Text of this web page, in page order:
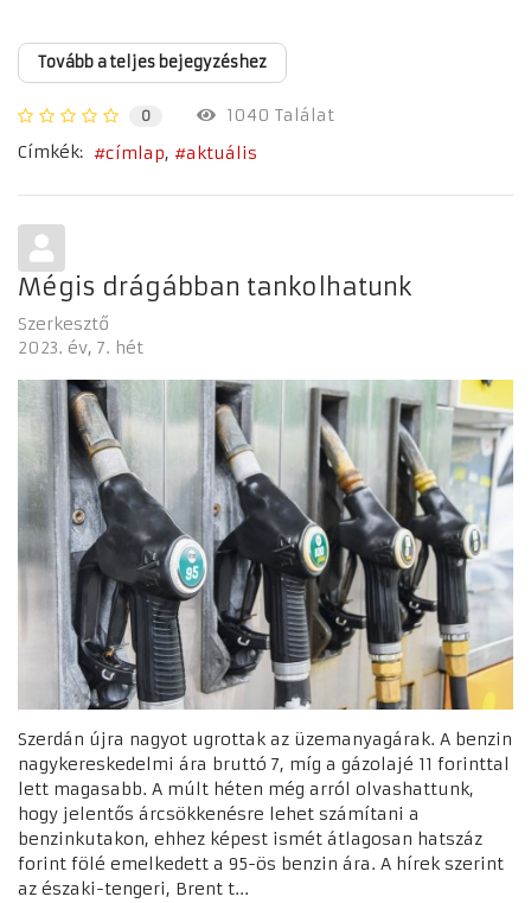
Tovább a teljes bejegyzéshez
0
1040 Találat
Címkék:
címlap aktuális
Mégis drágábban tankolhatunk
Szerkesztő
2023. év 7. hét
Szerdán újra nagyot ugrottak az üzemanyagárak. A benzin
nagykereskedelmi ára bruttó 7, míg a gázolajé 11 forinttal
lett magasabb. A múlt héten még arról olvashattunk,
hogy jelentős árcsökkenésre lehet számítani a
benzinkutakon, ehhez képest ismét átlagosan hatszáz
forint fölé emelkedett a 95-ös benzin ára. A hírek szerint
az északi-tengeri, Brent t...